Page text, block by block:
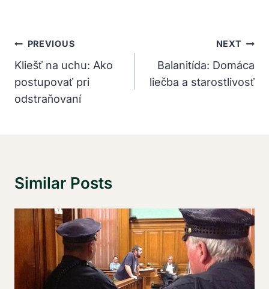
Navigácia
V
Článku
PREVIOUS
Kliešť na uchu: Ako
postupovať pri
odstraňovaní
NEXT
Balanitída: Domáca
liečba a starostlivosť
Similar Posts